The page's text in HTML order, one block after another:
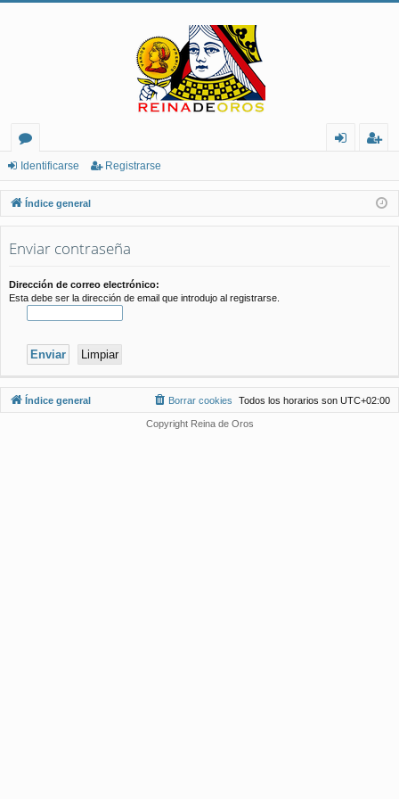
or
os
nt
ifi
ist
ra
Identificarse Registrarse
Índice general
Enviar contraseña
Dirección de correo electrónico:
Esta debe ser la dirección de email que introdujo al registrarse.
Índice general Todos los horarios son UTC+02:00
Borrar cookies
Copyright Reina de Oros